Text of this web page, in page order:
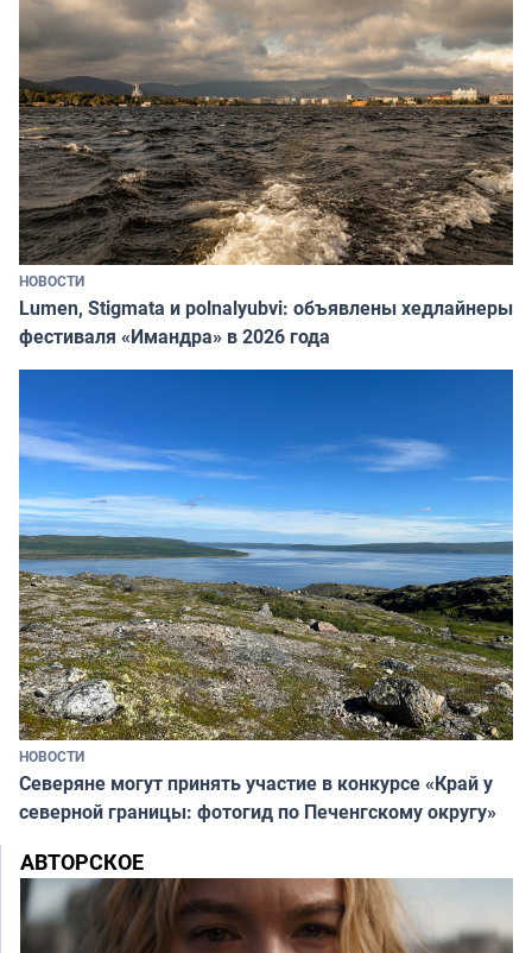
НОВОСТИ
Lumen, Stigmata и polnalyubvi: объявлены хедлайнеры
фестиваля «Имандра» в 2026 года
НОВОСТИ
Северяне могут принять участие в конкурсе «Край у
северной границы: фотогид по Печенгскому округу»
АВТОРСКОЕ